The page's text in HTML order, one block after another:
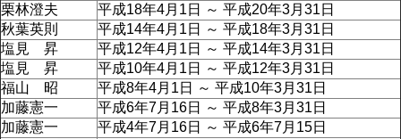
栗林澄夫
平成18年4月1日 ～ 平成20年3月31日
秋葉英則
平成14年4月1日 ～ 平成18年3月31日
塩見 昇
平成12年4月1日 ～ 平成14年3月31日
塩見 昇
平成10年4月1日 ～ 平成12年3月31日
福山 昭
平成8年4月1日 ～ 平成10年3月31日
加藤憲一
平成6年7月16日 ～ 平成8年3月31日
加藤憲一
平成4年7月16日 ～ 平成6年7月15日